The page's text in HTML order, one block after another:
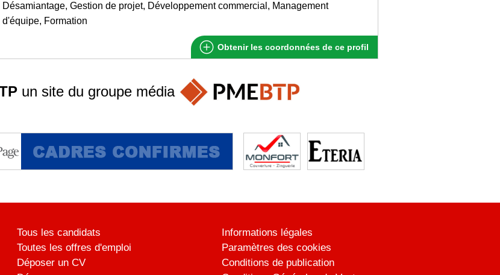
Désamiantage, Gestion de projet, Développement commercial, Management
d'équipe, Formation
Obtenir les coordonnées de ce profil
un site du groupe média
Tous les candidats
Toutes les offres d'emploi
Déposer un CV
Informations légales
Paramètres des cookies
Conditions de publication